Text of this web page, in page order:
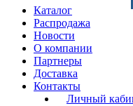
Каталог
Распродажа
Новости
О компании
Партнеры
Доставка
Контакты
Личный